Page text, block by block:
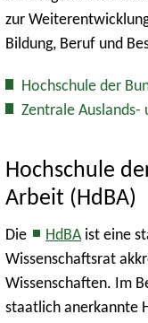
zur
Bildung, Beruf und
Hochschule der
Zentrale Auslands-
Hochschule
Arbeit (HdBA)
Die HdBAist eine
Wissenschaftsrat
Wissenschaften. Im
staatlich anerkannte